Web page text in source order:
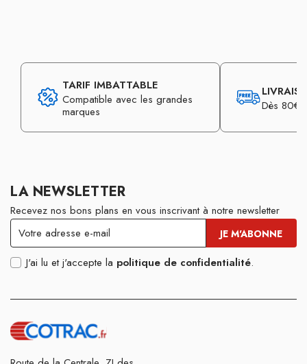
TARIF IMBATTABLE
Compatible avec les grandes
marques
Dès 80€
LA NEWSLETTER
Recevez nos bons plans en vous inscrivant à notre newsletter
J'ai lu et j'accepte la politique de confidentialité.